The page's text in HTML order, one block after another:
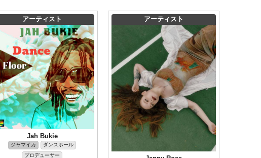
アーティスト
Jah Bukie
ジャマイカ
ダンスホール
プロデューサー
アーティスト